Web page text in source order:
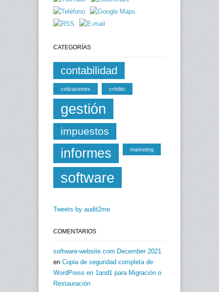
CATEGORÍAS
contabilidad
cotizaciones crédito
gestión
impuestos
informes marketing
software
Tweets by audit2me
COMENTARIOS
software-website.com December 2021
en Copia de seguridad completa de
WordPress en 1and1 para Migración o
Restauración